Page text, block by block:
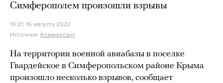
Симферополем произошли взрывы
10:21, 16 августа 2022
Источник: Коммерсант
На территории военной авиабазы в поселке
Гвардейское в Симферопольском районе Крыма
произошло несколько взрывов, сообщает